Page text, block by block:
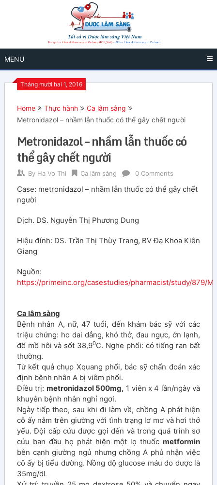
MENU
Tháng mười hai 1, 2016
Home Thực hành
Ca lâm sàng
Metronidazol – nhầm lẫn thuốc có thể gây chết người
Metronidazol – nhầm lẫn thuốc có
thể gây chết người
By Ha Vo Thi Ca lâm sàng 0 Comments
Case: metronidazol – nhầm lẫn thuốc có thể gây chết
người
Dịch. DS. Nguyễn Thị Phương Dung
Hiệu đính: DS. Trần Thị Thùy Trang, BV Đa Khoa Kiên
Giang
Nguồn:
https://primeinc.org/casestudies/pharmacist/study/879/
Ca lâm sàng
Bệnh nhân A, nữ, 47 tuổi, đến khám bác sỹ với các
triệu chứng: ho dai dẳng, khó thở, đau ngực, ớn lạnh,
đổ mồ hôi và sốt 38,90C. Nghe phổi: có tiếng ran bất
thường.
Từ kết quả chụp Xquang phổi, bác sỹ chẩn đoán xác
định bệnh nhân A bị viêm phổi.
Điều trị: metronidazol 500mg, 1 viên x 4 lần/ngày và
khuyên bệnh nhân nghỉ ngơi.
Ngày tiếp theo, sau khi đi làm về, chồng A phát hiện
cô ấy nằm trên giường với tình trạng lơ mơ và hơi thở
yếu. Đội cấp cứu được gọi đến và trong quá trình sơ
cứu ban đầu họ phát hiện một lọ thuốc metformin
bên cạnh giường ngủ nhưng chồng A phủ nhận việc
cô ấy bị tiểu đường. Nồng độ glucose máu đo được là
35mg/dL